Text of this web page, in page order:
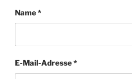
Name*
E-Mail-Adresse*